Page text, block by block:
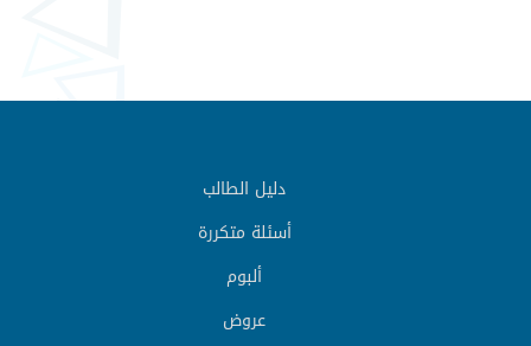
دليل الطالب
أسئلة متكررة
ألبوم
عروض